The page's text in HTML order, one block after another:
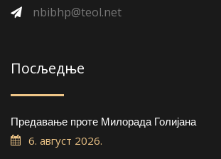
nbibhp@teol.net
Посљедње
Предавање проте Милорада Голијана
6. август 2026.